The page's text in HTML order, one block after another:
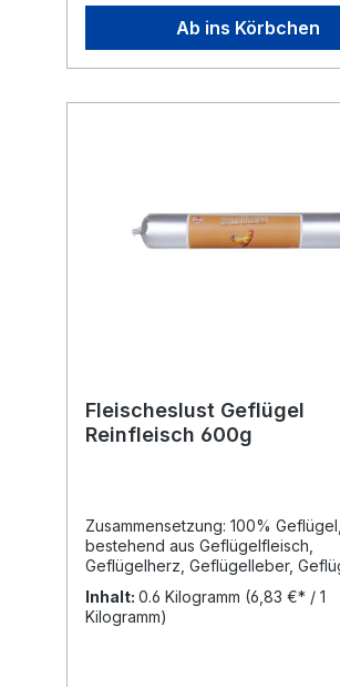
0,4%Feuchtigkeit 66,7%
Futterwert: 489 kJ/100g (117 kcal)
Ab ins Körbchen
Fleischeslust Geflügel
Reinfleisch 600g
Zusammensetzung: 100% Geflügel,
bestehend aus Geflügelfleisch,
Geflügelherz, Geflügelleber,
hälse Analytische Bestandteile:
Rohfett 8,4%, Rohasche 3,8%,
2,0%, Feuchtigkeit 67,6%,
Inhalt: 0.6 Kilogramm (6,83 €* / 1
Kilogramm)